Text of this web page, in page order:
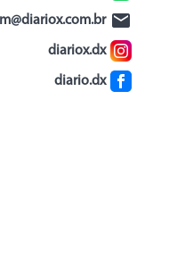
diariox.dx
diario.dx